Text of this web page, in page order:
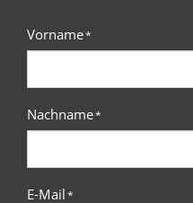
Vorname*
Nachname*
E-Mail*